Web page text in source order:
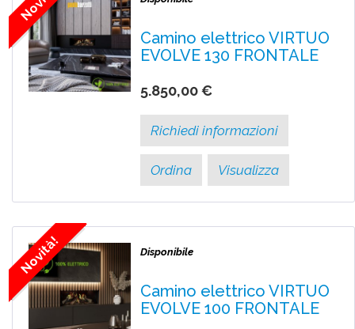
Camino elettrico VIRTUO
EVOLVE 130 FRONTALE
5.850,00 €
Richiedi informazioni
Ordina Visualizza
Novità! Disponibile
Camino elettrico VIRTUO
EVOLVE 100 FRONTALE